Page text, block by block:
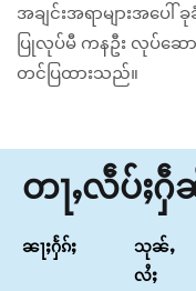
အချင်းအရာများအပေါ်
ပြုလုပ်မီ ကနဦး လုပ်ဆေ
တင်ပြထားသည်။
တႃႇလဵပ်ႈႁဵ
ၼႃႈႁႅၵ်ႈ
သုၼ်ႇ
လႆႈ